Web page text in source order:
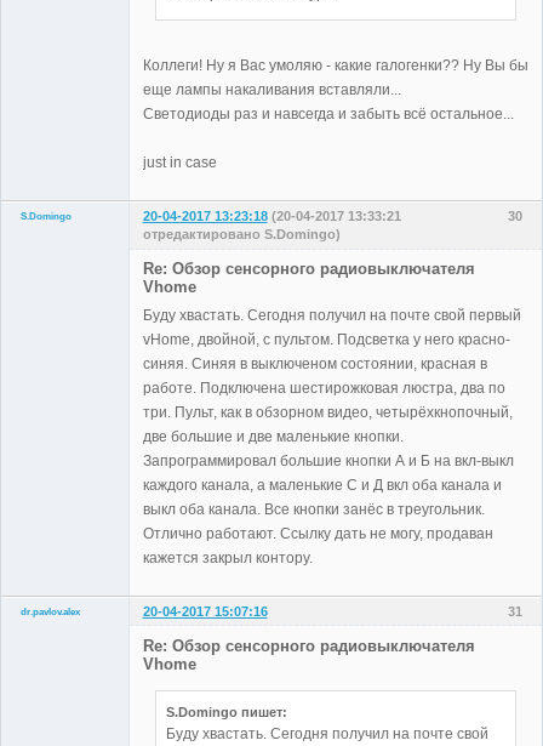
Коллеги! Ну я Вас умоляю - какие галогенки?? Ну Вы бы
еще лампы накаливания вставляли...
Светодиоды раз и навсегда и забыть всё остальное...
just in case
30
S.Domingo 20-04-2017 13:23:18 (20-04-2017 13:33:21
отредактировано S.Domingo)
Re: Обзор сенсорного радиовыключателя
Vhome
Буду хвастать. Сегодня получил на почте свой первый
vHome, двойной, с пультом. Подсветка у него красно-
синяя. Синяя в выключеном состоянии, красная в
работе. Подключена шестирожковая люстра, два по
три. Пульт, как в обзорном видео, четырёхкнопочный,
две большие и две маленькие кнопки.
Запрограммировал большие кнопки А и Б на вкл-выкл
каждого канала, а маленькие С и Д вкл оба канала и
выкл оба канала. Все кнопки занёс в треугольник.
Отлично работают. Ссылку дать не могу, продаван
кажется закрыл контору.
31
dr.pavlov.alex
20-04-2017 15:07:16
Re: Обзор сенсорного радиовыключателя
Vhome
S.Domingo пишет:
Буду хвастать. Сегодня получил на почте свой